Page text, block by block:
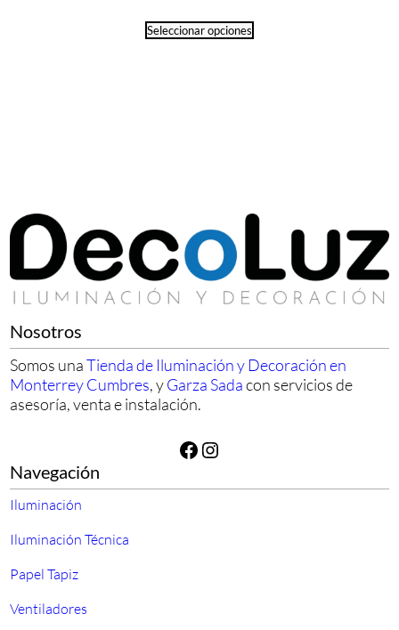
Seleccionar opciones
Nosotros
Somos unaTienda de Iluminación y Decoración en
Monterrey Cumbres, yGarza Sadacon servicios de
asesoría, venta e instalación.
Facebook Instagram
Navegación
Iluminación
Iluminación Técnica
Papel Tapiz
Ventiladores